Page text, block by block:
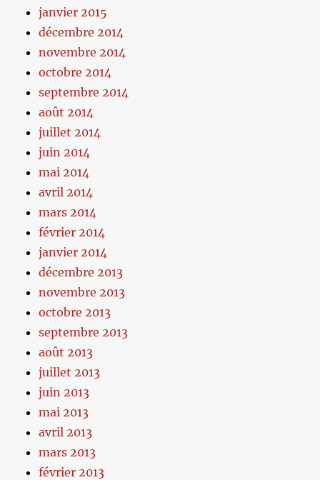
janvier 2015
décembre 2014
novembre 2014
octobre 2014
septembre 2014
août 2014
juillet 2014
juin 2014
mai 2014
avril 2014
mars 2014
février 2014
janvier 2014
décembre 2013
novembre 2013
octobre 2013
septembre 2013
août 2013
juillet 2013
juin 2013
mai 2013
avril 2013
mars 2013
février 2013